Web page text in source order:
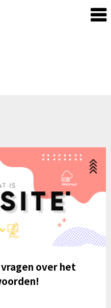
over het